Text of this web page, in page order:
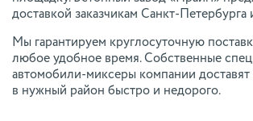
доставкой заказчикам Санкт-Петербурга
Мы гарантируем круглосуточную
любое удобное время. Собственные
автомобили-миксеры компании
в нужный район быстро и недорого.